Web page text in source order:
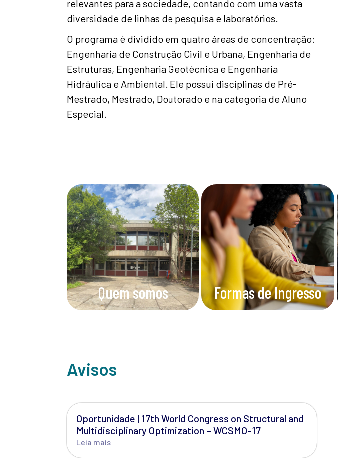
relevantes para a sociedade, contando com uma vasta
diversidade de linhas de pesquisa e laboratórios.
O programa é dividido em quatro áreas de concentração:
Engenharia de Construção Civil e Urbana, Engenharia de
Estruturas, Engenharia Geotécnica e Engenharia
Hidráulica e Ambiental. Ele possui disciplinas de Pré-
Mestrado, Mestrado, Doutorado e na categoria de Aluno
Especial.
Quem somos Formas de Ingresso
Avisos
Oportunidade | 17th World Congress on Structural and
Multidisciplinary Optimization – WCSMO-17
Leia mais